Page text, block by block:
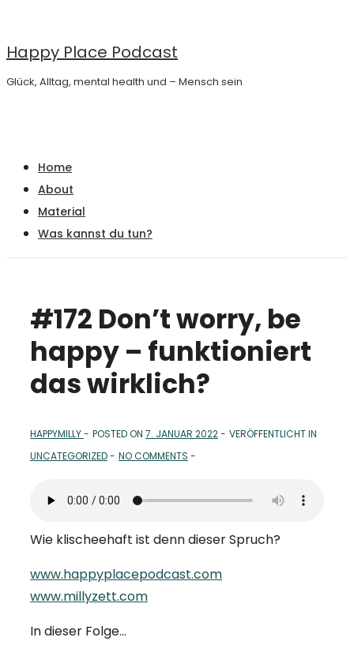
Inhalt
Happy Place Podcast
Glück, Alltag, mental health und – Mensch sein
Navigation
Home
About
Material
Was kannst du tun?
#172 Don’t worry, be
happy – funktioniert
das wirklich?
HAPPYMILLY POSTED ON 7. JANUAR 2022
VERÖFFENTLICHT IN
UNCATEGORIZED
NO COMMENTS
Wie klischeehaft ist denn dieser Spruch?
www.happyplacepodcast.com
www.millyzett.com
In dieser Folge…